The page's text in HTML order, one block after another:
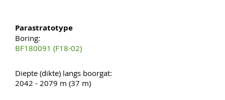
Parastratotype
Boring:
BF180091 (F18-02)
Diepte (dikte) langs boorgat:
2042 - 2079 m (37 m)